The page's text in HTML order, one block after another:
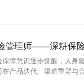
管理师——深耕保
保障意识逐步觉醒，人身
产品迭代、渠道重塑与